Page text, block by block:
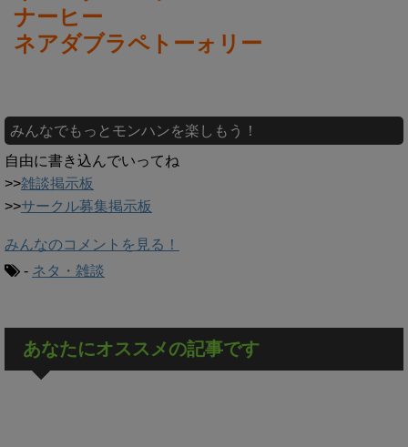
ナーヒー
ネアダブラペトーォリー
みんなでもっとモンハンを楽しもう！
自由に書き込んでいってね
>>雑談掲示板
>>サークル募集掲示板
みんなのコメントを見る！
- ネタ・雑談
あなたにオススメの記事です